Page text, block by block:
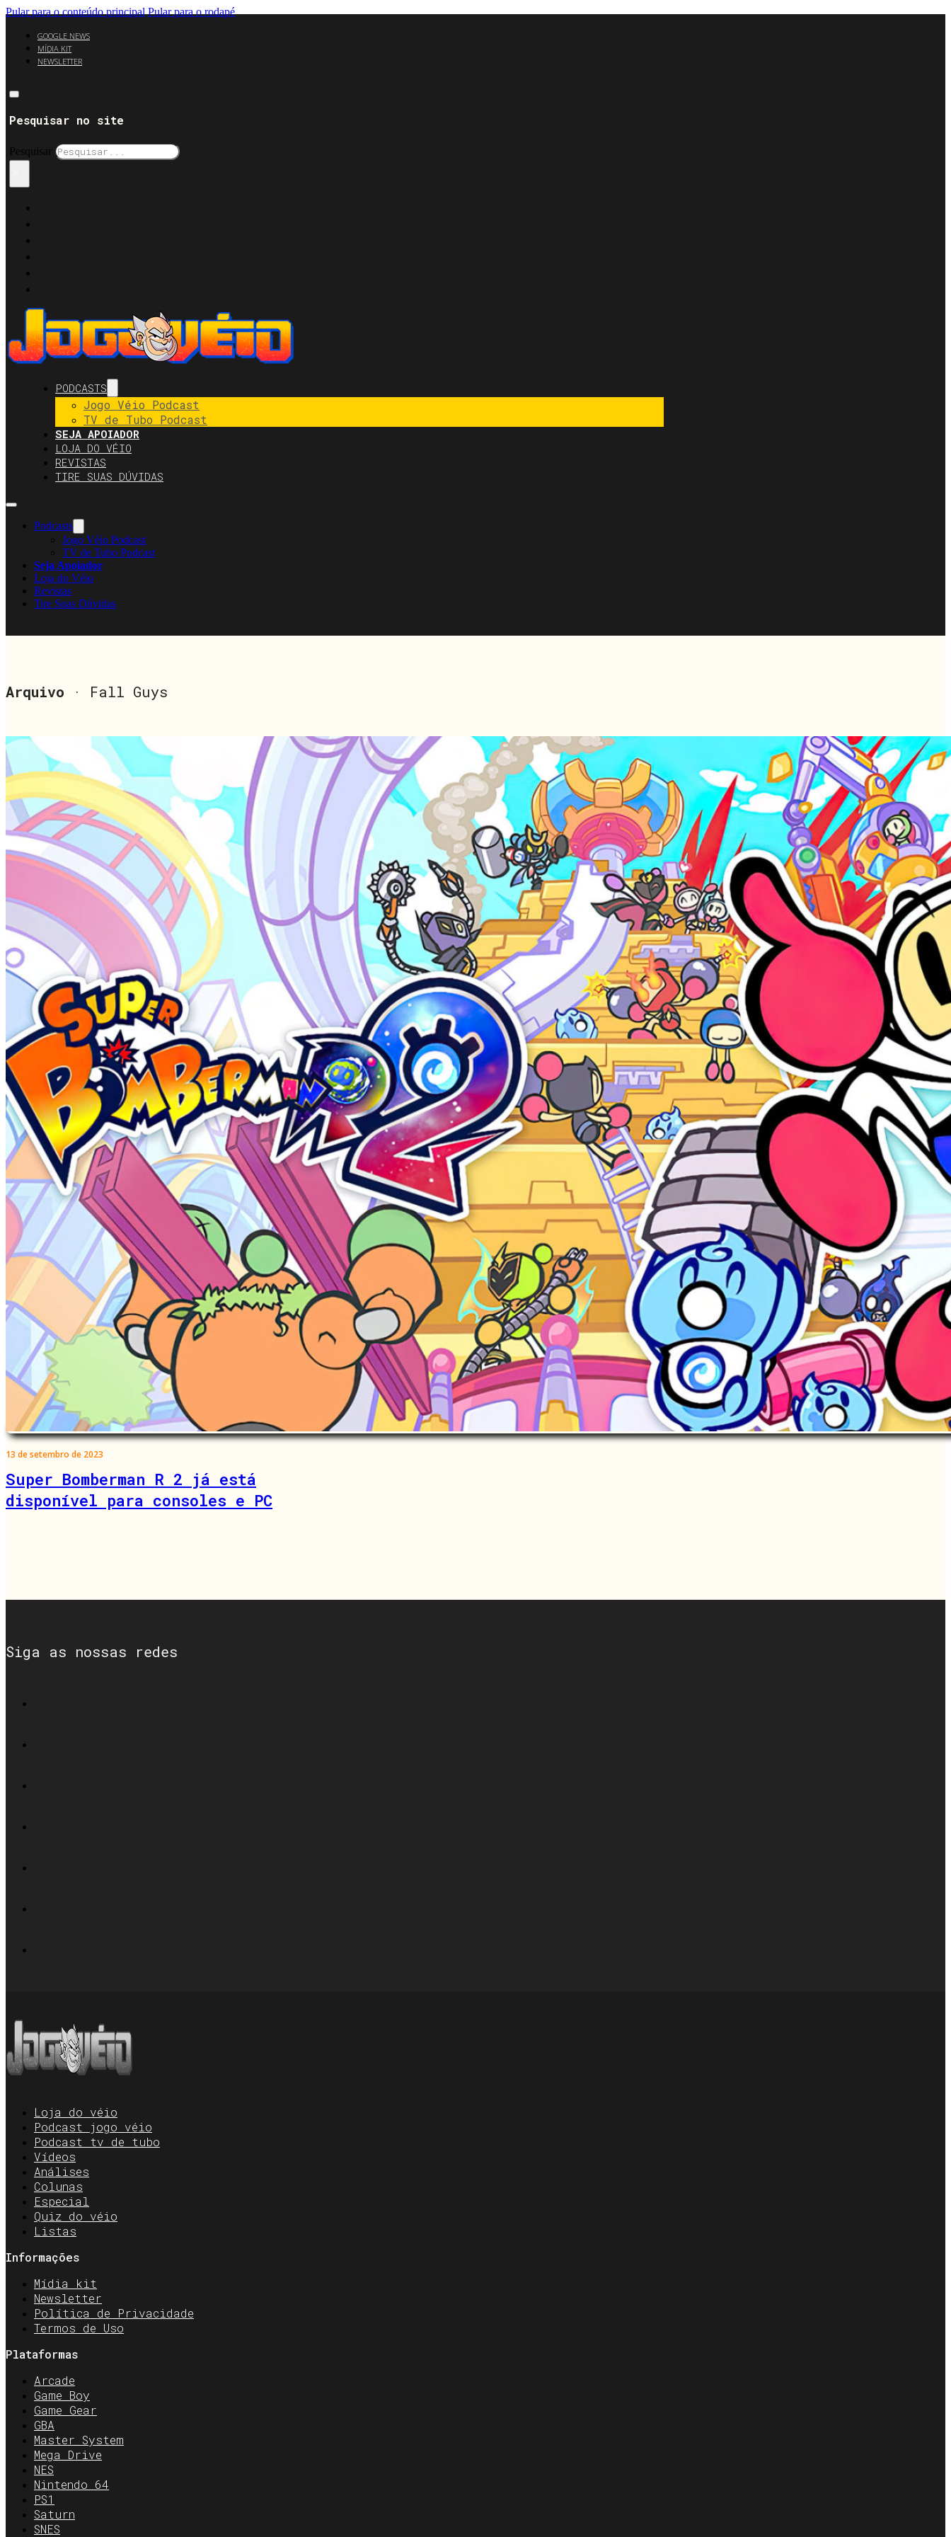
Pular para o conteúdo principal Pular para o rodapé
GOOGLE NEWS
MÍDIA KIT
NEWSLETTER
Pesquisar no site
Pesquisar
PODCASTS
Jogo Véio Podcast
TV de Tubo Podcast
SEJA APOIADOR
LOJA DO VÉIO
REVISTAS
TIRE SUAS DÚVIDAS
Podcasts
Jogo Véio Podcast
TV de Tubo Podcast
Seja Apoiador
Loja do Véio
Revistas
Tire Suas Dúvidas
Arquivo · Fall Guys
13 de setembro de 2023
Super Bomberman R 2 já está
disponível para consoles e PC
Siga as nossas redes
Loja do véio
Podcast jogo véio
Podcast tv de tubo
Vídeos
Análises
Colunas
Especial
Quiz do véio
Listas
Informações
Mídia kit
Newsletter
Política de Privacidade
Termos de Uso
Plataformas
Arcade
Game Boy
Game Gear
GBA
Master System
Mega Drive
NES
Nintendo 64
PS1
Saturn
SNES